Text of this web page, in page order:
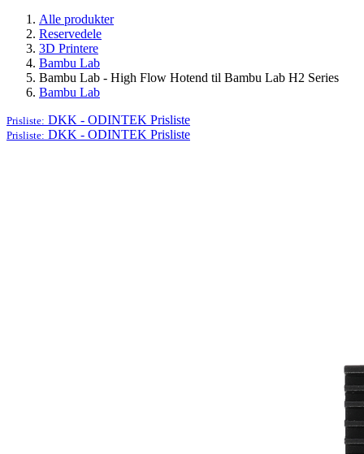
Alle produkter
Reservedele
3D Printere
Bambu Lab
Bambu Lab - High Flow Hotend til Bambu Lab H2 Series
Bambu Lab
Prisliste: DKK - ODINTEK Prisliste
Prisliste: DKK - ODINTEK Prisliste